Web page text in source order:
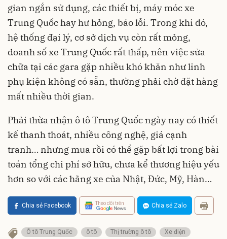
gian ngắn sử dụng, các thiết bị, máy móc xe
Trung Quốc hay hư hỏng, báo lỗi. Trong khi đó,
hệ thống đại lý, cơ sở dịch vụ còn rất mỏng,
doanh số xe Trung Quốc rất thấp, nên việc sửa
chữa tại các gara gặp nhiều khó khăn như linh
phụ kiện không có sẵn, thường phải chờ đặt hàng
mất nhiều thời gian.
Phải thừa nhận ô tô Trung Quốc ngày nay có thiết
kế thanh thoát, nhiều công nghệ, giá cạnh
tranh… nhưng mua rồi có thể gặp bất lợi trong bài
toán tổng chi phí sở hữu, chưa kể thương hiệu yếu
hơn so với các hãng xe của Nhật, Đức, Mỹ, Hàn…
Chia sẻ Facebook Theo dõi trên Chia sẻ Zalo
Ô tô Trung Quốc ô tô Thị trường ô tô
Xe điện